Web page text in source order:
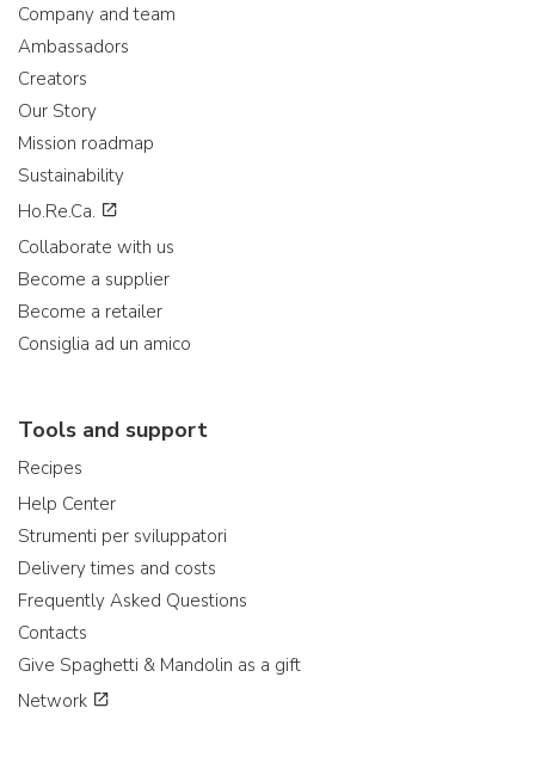
Company and team
Ambassadors
Creators
Our Story
Mission roadmap
Sustainability
Ho.Re.Ca.
Collaborate with us
Become a supplier
Become a retailer
Consiglia ad un amico
Tools and support
Recipes
Help Center
Strumenti per sviluppatori
Delivery times and costs
Frequently Asked Questions
Contacts
Give Spaghetti & Mandolin as a gift
Network